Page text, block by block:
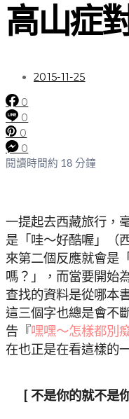
高山症
2015-11-25
0
0
0
0
閱讀時間約 18 分鐘
一提起去西藏旅行，
是「哇～好酷喔」（
來第二個反應就會是
嗎？」，而當要開始
查找的資料是從哪本
這三個字也總是會不
告『嘿嘿～怎樣都別
在也正是在看這樣的
[ 不是你的就不是